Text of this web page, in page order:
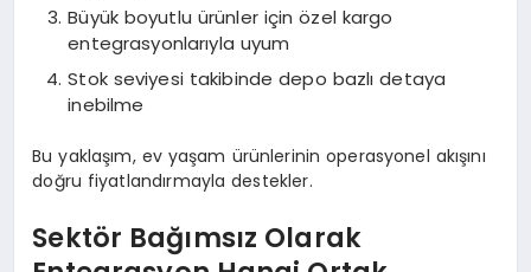
Büyük boyutlu ürünler için özel kargo
entegrasyonlarıyla uyum
Stok seviyesi takibinde depo bazlı detaya
inebilme
Bu yaklaşım, ev yaşam ürünlerinin operasyonel akışını
doğru fiyatlandırmayla destekler.
Sektör Bağımsız Olarak